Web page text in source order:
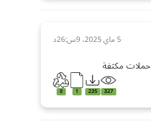
5 ماي 2025، 9س:26د
مكثفة
327
235
1
0